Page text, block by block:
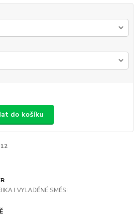
do košíku
12
I VYLADĚNÉ SMĚSI